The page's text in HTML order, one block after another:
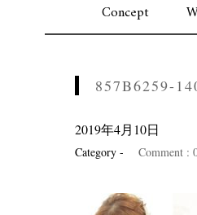
Concept
857B6259-
2019年4月10日
Category - Comment :